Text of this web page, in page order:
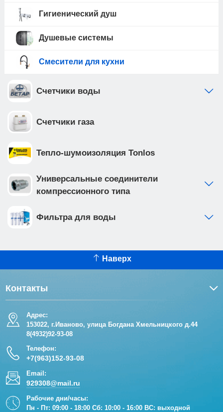
Гигиенический душ
Душевые системы
Смесители для кухни
Счетчики воды
Счетчики газа
Тепло-шумоизоляция Tonlos
Универсальные соединители
компрессионного типа
Фильтра для воды
Наверх
Контакты
Адрес:
153022, г.Иваново, улица Богдана Хмельницкого д.44
8(4932)92-93-08
Телефон:
+7(963)152-93-08
Email:
929308@mail.ru
Рабочие дни/часы:
Пн - Пт: 09:00 - 18:00 Сб: 10:00 - 16:00 ВС: выходной